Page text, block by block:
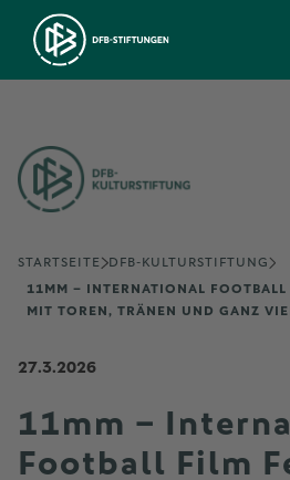
STARTSEITE
DFB-KULTURSTIFTUNG
11MM – INTERNATIONAL FOOTBALL
MIT TOREN, TRÄNEN UND GANZ
27.3.2026
11mm –
Football Film